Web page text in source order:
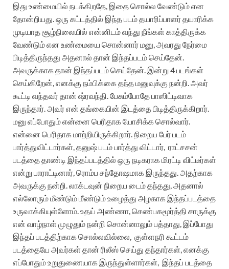
இது உண்மையில் நடக்கிறதே, இதை சொல்ல வேண்டும் என
தோன்றியது. ஒரு கட்டத்தில் இந்த படம் தயாரிப்பாளர் தயாரிக்க
முடியாத சூழ்நிலையில் என்னிடம் வந்து நீங்கள் காத்திருக்க
வேண்டும் என உண்மையை சொன்னார் மனு, அவரது நேர்மை
பிடித்திருந்தது அதனால் தான் இந்தப்படம் செய்தேன்.
அவருக்காக தான் இந்தப்படம் செய்தேன். இன்று 4 படங்கள்
செய்கிறேன், எனக்கு நம்பிக்கை தந்த மனுவுக்கு நன்றி. அவர்
கூட்டி வந்தவர் தான் ஷ்ரவந்தி. பேசும்போதே பாஸிட்டிவாக
இருந்தார். அவர் என் தங்கையின் இடத்தை பிடித்திருக்கிறார்.
மனு எப்போதும் என்னை பெரிதாக யோசிக்க சொல்வார்.
என்னை பெரிதாக மாற்றியிருக்கிறார். நிறைய பேர் படம்
பார்த்துவிட்டார்கள், தனுஷ் படம் பார்த்து விட்டார், ராட்சசன்
படத்தை தாண்டி இந்தப்படத்தில் ஒரு நடிகராக மிரட்டி விட்டீர்கள்
என்று பாராட்டினார், ரொம்ப சந்தோஷமாக இருந்தது. அதற்காக
அவருக்கு நன்றி. லாக்டவுன் நிறைய டைம் தந்தது, அதனால்
எல்லோரும் மீண்டும் மீண்டும் உழைத்து அழகாக இந்தப்படத்தை
உருவாக்கியுள்ளோம். உதய் அண்ணா, செண்பகமூர்த்தி சாருக்கு
என் வாழ்நாள் முழுதும் நன்றி சொன்னாலும் பத்தாது, இப்போது
இந்தப் படத்திற்காக சொல்லவில்லை, குள்ளநரி கூட்டம்
படத்தையே அவர்கள் தான் ரிலீஸ் செய்து தந்தார்கள், எனக்கு
எப்போதும் உறுதுணையாக இருந்துள்ளார்கள், இந்தப் படத்தை